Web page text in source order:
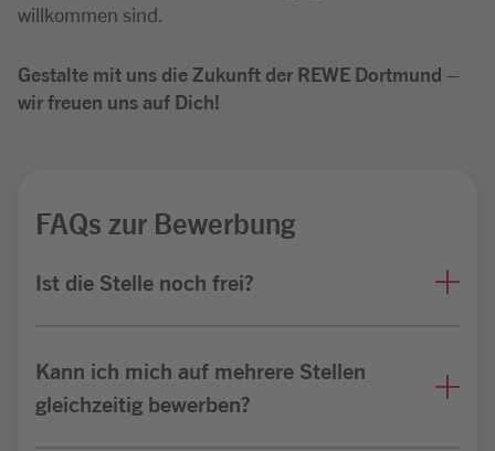
willkommen sind.
Gestalte mit uns die Zukunft der REWE Dortmund –
wir freuen uns auf Dich!
FAQs zur Bewerbung
Ist die Stelle noch frei?
Kann ich mich auf mehrere Stellen
gleichzeitig bewerben?